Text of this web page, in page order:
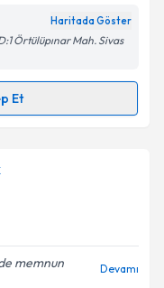
ilişkin
belirtilen
Haritada Göster
Örtülüpınar Mah. Sivas
Et
takvimi talebi
almanız için bir
bilgilendireceğiz.
memnun
Devamı